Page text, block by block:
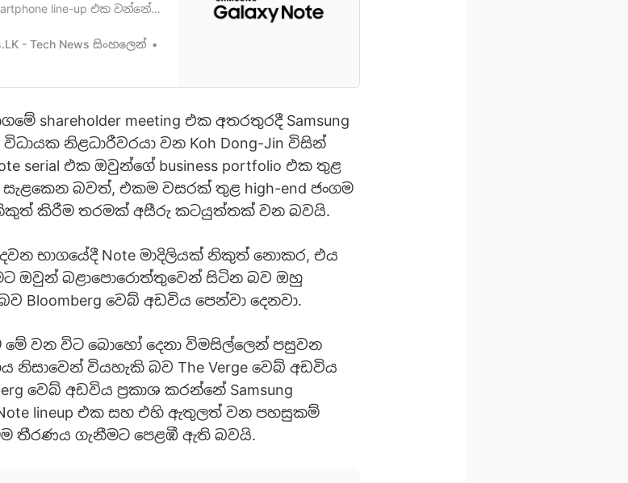
line-up එක වන්නේ
එකේ Note 20 මාදිලි
එයට විශාල පාරිභෝගික
- Tech News සිංහලෙන්
shareholder meeting එක අතරතුරදී Samsung
විධායක නිළධාරීවරයා වන Koh Dong-Jin විසින්
serial එක ඔවුන්ගේ business portfolio එක තුළ
සැළකෙන බවත්, එකම වසරක් තුළ high-end ජංගම
කිරීම තරමක් අසීරු කටයුත්තක් වන බවයි.
භාගයේදී Note මාදිලියක් නිකුත් නොකර, එය
ඔවුන් බළාපොරොත්තුවෙන් සිටින බව ඔහු
Bloomberg වෙබ් අඩවිය පෙන්වා දෙනවා.
මේ වන විට බොහෝ දෙනා විමසිල්ලෙන් පසුවන
නිසාවෙන් වියහැකි බව The Verge වෙබ් අඩවිය
වෙබ් අඩවිය ප්‍රකාශ කරන්නේ Samsung
lineup එක සහ එහි ඇතුලත් වන පහසුකම්
තීරණය ගැනීමට පෙළඹී ඇති බවයි.